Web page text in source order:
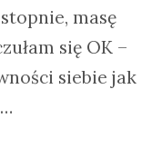
masę
się OK –
siebie jak